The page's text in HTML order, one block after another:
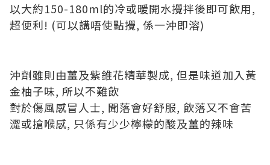
以大約150-180ml的冷或暖開水攪拌後即可飲用,
超便利! (可以講唔使點攪, 係一沖即溶)
沖劑雖則由薑及紫錐花精華製成, 但是味道加入黃
金柚子味, 所以不難飲
對於傷風感冒人士, 聞落會好舒服, 飲落又不會苦
澀或搶喉感, 只係有少少檸檬的酸及薑的辣味